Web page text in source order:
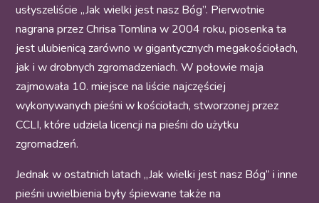
usłyszeliście „Jak wielki jest nasz Bóg”. Pierwotnie
nagrana przez Chrisa Tomlina w 2004 roku, piosenka ta
jest ulubienicą zarówno w gigantycznych megakościołach,
jak i w drobnych zgromadzeniach. W połowie maja
zajmowała 10. miejsce na liście najczęściej
wykonywanych pieśni w kościołach, stworzonej przez
CCLI, które udziela licencji na pieśni do użytku
zgromadzeń.
Jednak w ostatnich latach „Jak wielki jest nasz Bóg” i inne
pieśni uwielbienia były śpiewane także na